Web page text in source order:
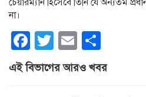
না।
Facebook
Twitter
Email
এই বিভাগের আরও খবর